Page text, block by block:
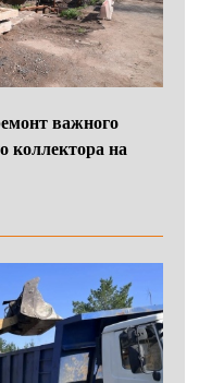
важного
коллектора на